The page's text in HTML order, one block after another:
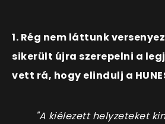
1. Rég nem láttunk
sikerült újra szerepelni a
vett rá, hogy elindulj a
"A kiélezett helyzeteket